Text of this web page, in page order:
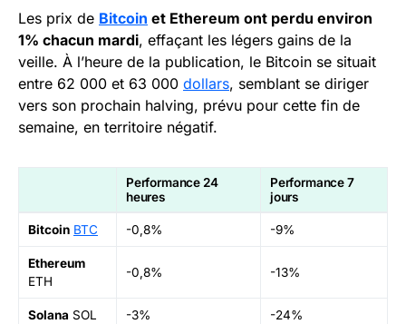
Les prix de Bitcoin et Ethereum ont perdu environ
1% chacun mardi, effaçant les légers gains de la
veille. À l’heure de la publication, le Bitcoin se situait
entre 62 000 et 63 000 dollars, semblant se diriger
vers son prochain halving, prévu pour cette fin de
semaine, en territoire négatif.
Performance 24
heures
Performance 7
jours
Bitcoin BTC -0,8% -9%
Ethereum
ETH
-0,8% -13%
Solana SOL -3% -24%